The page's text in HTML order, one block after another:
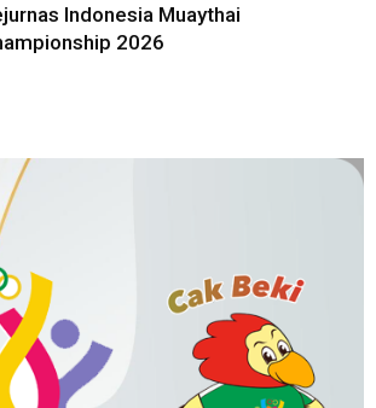
Indonesia Muaythai
2026